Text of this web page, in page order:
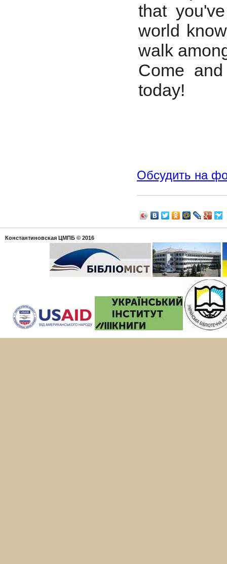
that
world
walk
Come
today!
Обсудить на
Константиновская ЦМПБ © 2016